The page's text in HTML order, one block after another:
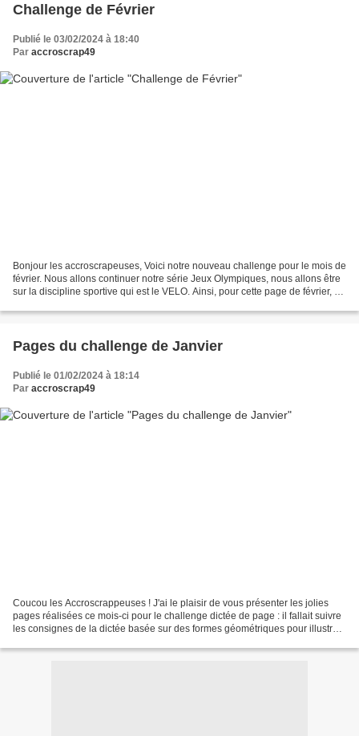
Challenge de Février
Publié le 03/02/2024 à 18:40
Par accroscrap49
Bonjour les accroscrapeuses, Voici notre nouveau challenge pour le mois de
février. Nous allons continuer notre série Jeux Olympiques, nous allons être
sur la discipline sportive qui est le VELO. Ainsi, pour cette page de février, on
Pages du challenge de Janvier
Publié le 01/02/2024 à 18:14
Par accroscrap49
Coucou les Accroscrappeuses ! J'ai le plaisir de vous présenter les jolies
pages réalisées ce mois-ci pour le challenge dictée de page : il fallait suivre
les consignes de la dictée basée sur des formes géométriques pour illustrer